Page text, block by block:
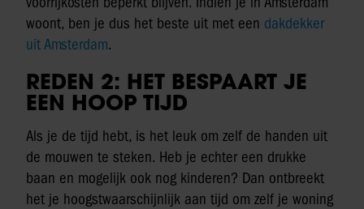
woont, ben je dus het beste uit met een dakdekker
uit Amsterdam.
REDEN 2: HET BESPAART JE
EEN HOOP TIJD
Als je de tijd hebt, is het leuk om zelf de handen uit
de mouwen te steken. Heb je echter een drukke
baan en mogelijk ook nog kinderen? Dan ontbreekt
het je hoogstwaarschijnlijk aan tijd om zelf je woning